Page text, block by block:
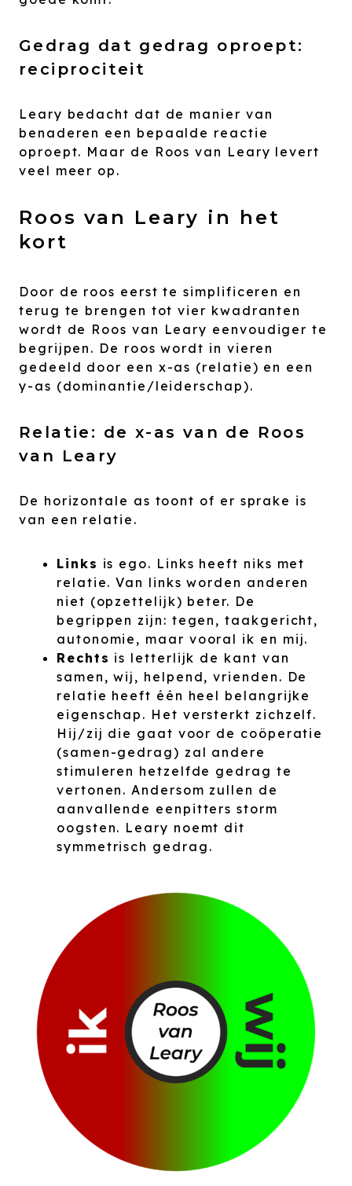
Gedrag dat gedrag oproept:
reciprociteit
Leary bedacht dat de manier van
benaderen een bepaalde reactie
oproept. Maar de Roos van Leary levert
veel meer op.
Roos van Leary in het
kort
Door de roos eerst te simplificeren en
terug te brengen tot vier kwadranten
wordt de Roos van Leary eenvoudiger te
begrijpen. De roos wordt in vieren
gedeeld door een x-as (relatie) en een
y-as (dominantie/leiderschap).
Relatie: de x-as van de Roos
van Leary
De horizontale as toont of er sprake is
van een relatie.
Links is ego. Links heeft niks met
relatie. Van links worden anderen
niet (opzettelijk) beter. De
begrippen zijn: tegen, taakgericht,
autonomie, maar vooral ik en mij.
Rechts is letterlijk de kant van
samen, wij, helpend, vrienden. De
relatie heeft één heel belangrijke
eigenschap. Het versterkt zichzelf.
Hij/zij die gaat voor de coöperatie
(samen-gedrag) zal andere
stimuleren hetzelfde gedrag te
vertonen. Andersom zullen de
aanvallende eenpitters storm
oogsten. Leary noemt dit
symmetrisch gedrag.